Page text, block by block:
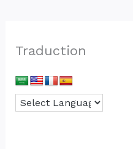
Traduction